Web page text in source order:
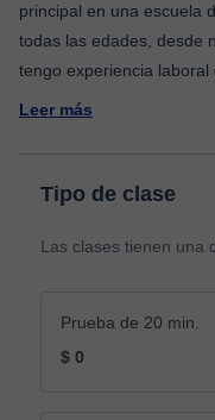
principal en una escuela
todas las edades, desde
tengo experiencia laboral
Leer más
Tipo de clase
Las clases tienen una
Prueba de 20 min.
$ 0